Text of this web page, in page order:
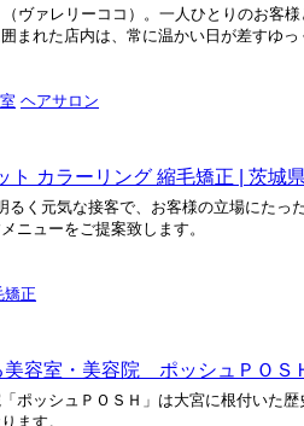
ヴァレリーココ）。一人ひとりのお客
まれた店内は、常に温かい日が差すゆっ
ヘアサロン
ト カラーリング 縮毛矯正 | 茨城
るく元気な接客で、お客様の立場にた
ニューをご提案致します。
矯正
美容室・美容院 ポッシュＰＯＳ
ポッシュＰＯＳＨ」は大宮に根付いた
ます。